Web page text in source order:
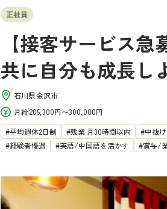
正社員
【接客サービス
共に自分も成長し
石川県金沢市
月給205,300円〜300,000円
平均週休2日制
残業 月30時間以内 中抜
経験者優遇
英語/中国語を活かす 賞与/
アイキャッチ画像